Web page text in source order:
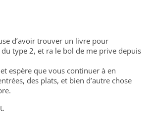
d’avoir trouver un livre pour
type 2, et ra le bol de me prive depuis
espère que vous continuer à en
des plats, et bien d’autre chose